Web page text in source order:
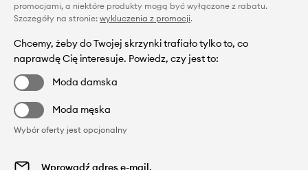
promocjami, a niektóre produkty mogą być wyłączone z rabatu.
Szczegóły na stronie: wykluczenia z promocji.
Chcemy, żeby do Twojej skrzynki trafiało tylko to, co
naprawdę Cię interesuje. Powiedz, czy jest to:
Moda damska
Moda męska
Wybór oferty jest opcjonalny